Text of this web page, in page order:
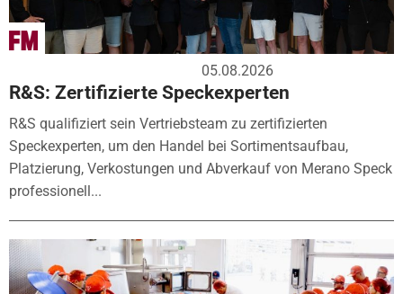
05.08.2026
R&S: Zertifizierte Speckexperten
R&S qualifiziert sein Vertriebsteam zu zertifizierten
Speckexperten, um den Handel bei Sortimentsaufbau,
Platzierung, Verkostungen und Abverkauf von Merano Speck
professionell...